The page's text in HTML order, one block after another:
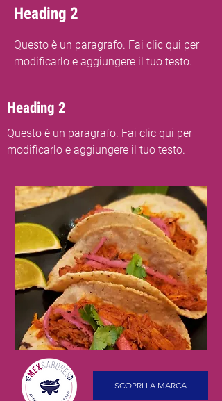
Heading 2
Questo è un paragrafo. Fai clic qui per
modificarlo e aggiungere il tuo testo.
Heading 2
Questo è un paragrafo. Fai clic qui per
modificarlo e aggiungere il tuo testo.
SCOPRI LA MARCA